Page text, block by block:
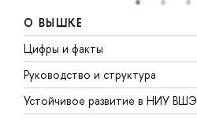
О ВЫШКЕ
Цифры и факты
Руководство и структура
Устойчивое развитие в НИУ ВШЭ